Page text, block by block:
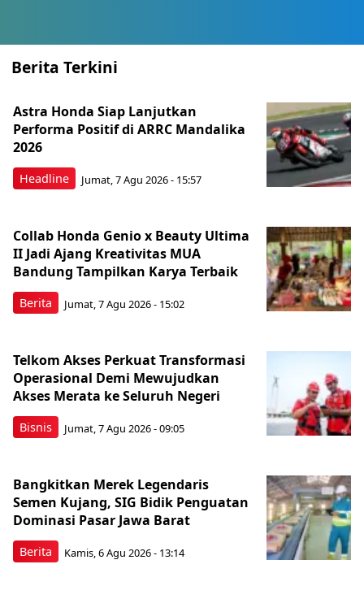
Berita Terkini
Headline
Astra Honda Siap Lanjutkan
Performa Positif di ARRC Mandalika
2026
Jumat, 7 Agu 2026 - 15:57
Berita
Collab Honda Genio x Beauty Ultima
II Jadi Ajang Kreativitas MUA
Bandung Tampilkan Karya Terbaik
Jumat, 7 Agu 2026 - 15:02
Bisnis
Telkom Akses Perkuat Transformasi
Operasional Demi Mewujudkan
Akses Merata ke Seluruh Negeri
Jumat, 7 Agu 2026 - 09:05
Berita
Bangkitkan Merek Legendaris
Semen Kujang, SIG Bidik Penguatan
Dominasi Pasar Jawa Barat
Kamis, 6 Agu 2026 - 13:14